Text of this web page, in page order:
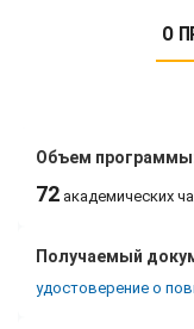
О
Объем
72 академических
Получаемый
удостоверение о